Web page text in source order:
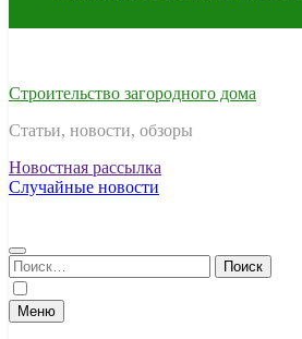
Строительство загородного дома
Статьи, новости, обзоры
Новостная рассылка
Случайные новости
Найти:
Меню